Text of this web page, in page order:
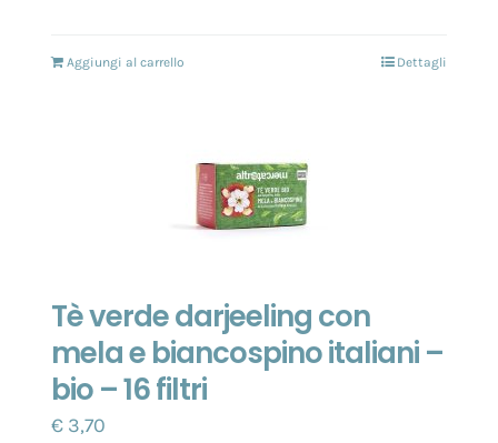
Aggiungi al carrello Dettagli
Tè verde darjeeling con
mela e biancospino italiani –
bio – 16 filtri
€ 3,70